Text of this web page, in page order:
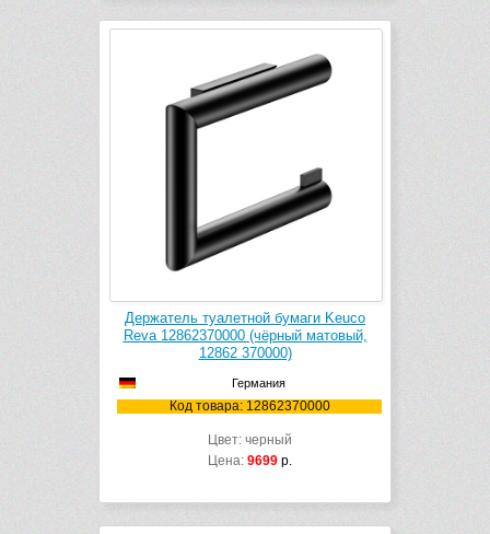
Держатель туалетной бумаги Keuco
Reva 12862370000 (чёрный матовый,
12862 370000)
Германия
Код товара: 12862370000
Цвет: черный
Цена: 9699р.